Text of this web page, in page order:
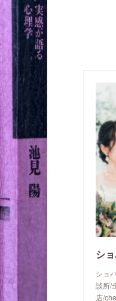
ショ
談所/
店/